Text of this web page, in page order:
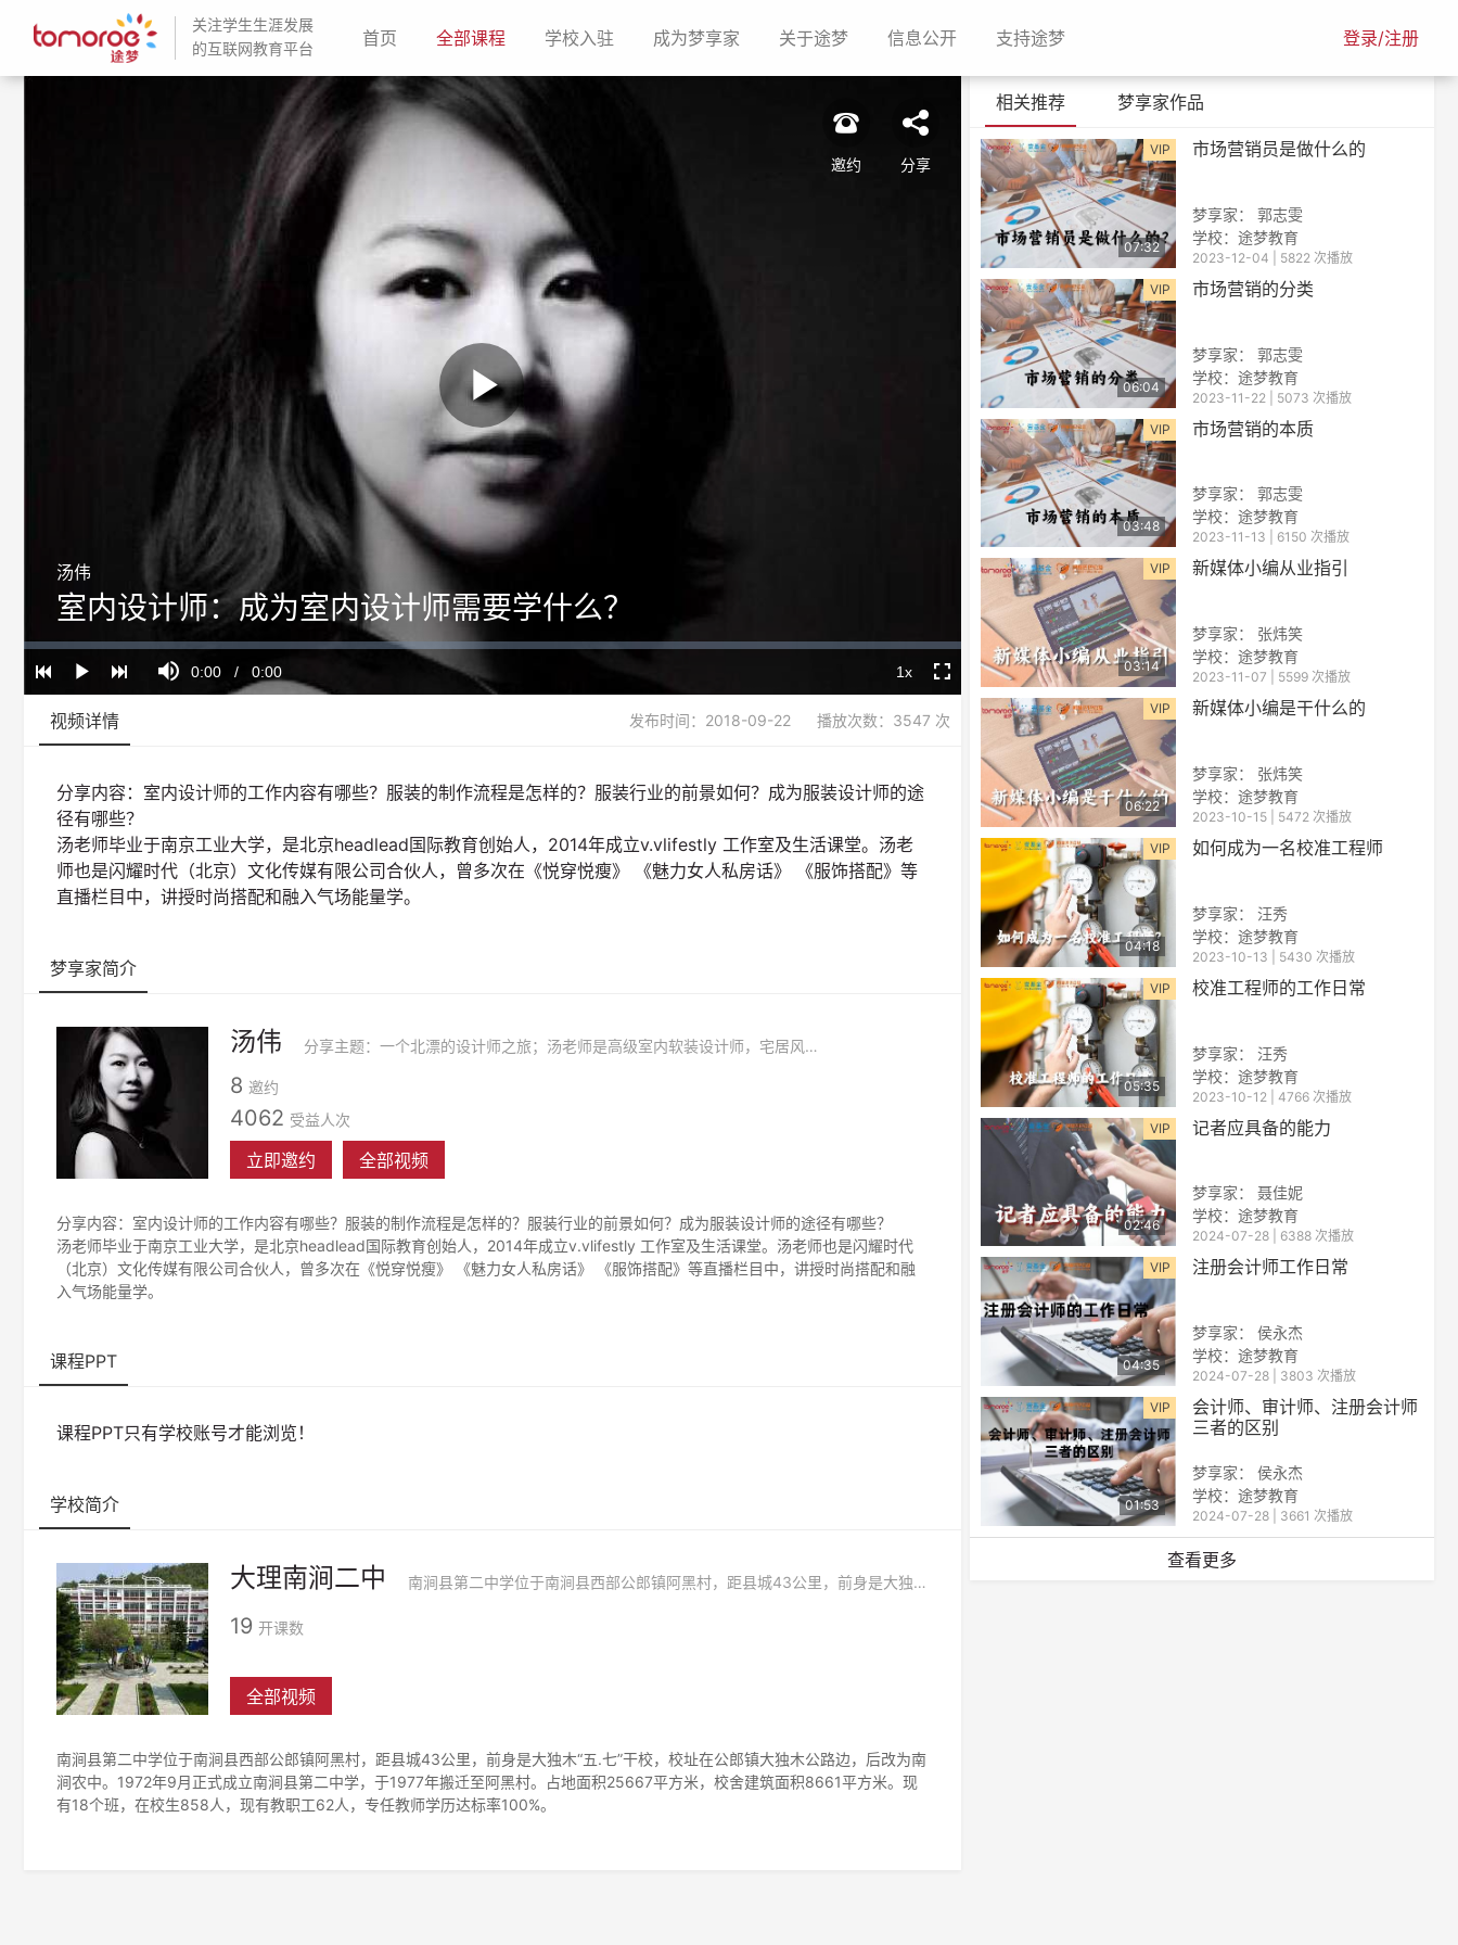
关注学生生涯发展
的互联网教育平台
首页(current)全部课程(current)学校入驻(current)成为梦享家(current)关于途梦(current)信息公开(current)支持途梦(current) 登录/注册
Play
Video
Play
Current
0:00 / Duration
0:00
Loaded:
0%
Progress:
0%
Playback
Rate
1x Fullscreen
汤伟
室内设计师：成为室内设计师需要学什么？
邀约 分享
视频详情 发布时间：2018-09-22 播放次数：3547 次
分享内容：室内设计师的工作内容有哪些？服装的制作流程是怎样的？服装行业的前景如何？成为服装设计师的途
径有哪些？
汤老师毕业于南京工业大学，是北京headlead国际教育创始人，2014年成立v.vlifestly 工作室及生活课堂。汤老
师也是闪耀时代（北京）文化传媒有限公司合伙人，曾多次在《悦穿悦瘦》 《魅力女人私房话》 《服饰搭配》等
直播栏目中，讲授时尚搭配和融入气场能量学。
梦享家简介
汤伟 分享主题：一个北漂的设计师之旅；汤老师是高级室内软装设计师，宅居风水设计空间应用师、水木易工作室的创始人。
8 邀约
4062 受益人次
立即邀约 全部视频
分享内容：室内设计师的工作内容有哪些？服装的制作流程是怎样的？服装行业的前景如何？成为服装设计师的途径有哪些？
汤老师毕业于南京工业大学，是北京headlead国际教育创始人，2014年成立v.vlifestly 工作室及生活课堂。汤老师也是闪耀时代
（北京）文化传媒有限公司合伙人，曾多次在《悦穿悦瘦》 《魅力女人私房话》 《服饰搭配》等直播栏目中，讲授时尚搭配和融
入气场能量学。
课程PPT
课程PPT只有学校账号才能浏览！
学校简介
大理南涧二中 南涧县第二中学位于南涧县西部公郎镇阿黑村，距县城43公里，前身是大独木“五.七”干校，校址在公郎镇大独木公路边，后改为南涧农中。
19 开课数
全部视频
南涧县第二中学位于南涧县西部公郎镇阿黑村，距县城43公里，前身是大独木“五.七”干校，校址在公郎镇大独木公路边，后改为南
涧农中。1972年9月正式成立南涧县第二中学，于1977年搬迁至阿黑村。占地面积25667平方米，校舍建筑面积8661平方米。现
有18个班，在校生858人，现有教职工62人，专任教师学历达标率100%。
相关推荐 梦享家作品
VIP
07:32
市场营销员是做什么的
梦享家： 郭志雯
学校：途梦教育
2023-12-04 | 5822 次播放
VIP
06:04
市场营销的分类
梦享家： 郭志雯
学校：途梦教育
2023-11-22 | 5073 次播放
VIP
03:48
市场营销的本质
梦享家： 郭志雯
学校：途梦教育
2023-11-13 | 6150 次播放
VIP
03:14
新媒体小编从业指引
梦享家： 张炜笑
学校：途梦教育
2023-11-07 | 5599 次播放
VIP
06:22
新媒体小编是干什么的
梦享家： 张炜笑
学校：途梦教育
2023-10-15 | 5472 次播放
VIP
04:18
如何成为一名校准工程师
梦享家： 汪秀
学校：途梦教育
2023-10-13 | 5430 次播放
VIP
05:35
校准工程师的工作日常
梦享家： 汪秀
学校：途梦教育
2023-10-12 | 4766 次播放
VIP
02:46
记者应具备的能力
梦享家： 聂佳妮
学校：途梦教育
2024-07-28 | 6388 次播放
VIP
04:35
注册会计师工作日常
梦享家： 侯永杰
学校：途梦教育
2024-07-28 | 3803 次播放
VIP
01:53
会计师、审计师、注册会计师
三者的区别
梦享家： 侯永杰
学校：途梦教育
2024-07-28 | 3661 次播放
查看更多